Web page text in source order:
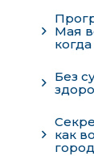
Мая
Без
как